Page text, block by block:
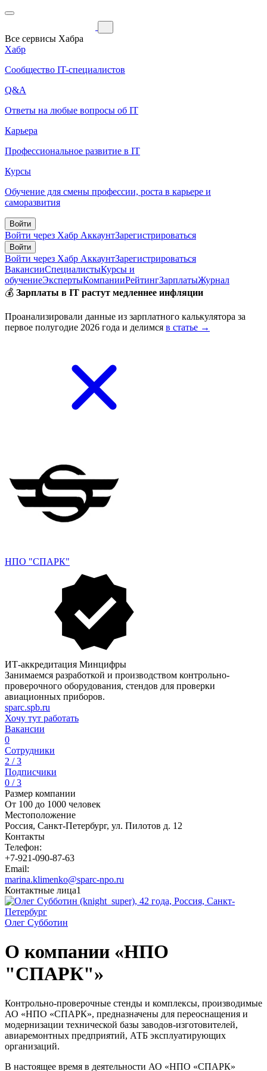
Все сервисы Хабра
Хабр
Сообщество IT-специалистов
Q&A
Ответы на любые вопросы об IT
Карьера
Профессиональное развитие в IT
Курсы
Обучение для смены профессии, роста в карьере и
саморазвития
Войти
Войти через Хабр АккаунтЗарегистрироваться
Войти
Войти через Хабр АккаунтЗарегистрироваться
ВакансииСпециалистыКурсы и
обучениеЭкспертыКомпанииРейтингЗарплатыЖурнал
💰 Зарплаты в IT растут медленнее инфляции
Проанализировали данные из зарплатного калькулятора за
первое полугодие 2026 года и делимся в статье →
НПО "СПАРК"
ИТ-аккредитация Минцифры
Занимаемся разработкой и производством контрольно-
проверочного оборудования, стендов для проверки
авиационных приборов.
sparc.spb.ru
Хочу тут работать
Вакансии
0
Сотрудники
2 / 3
Подписчики
0 / 3
Размер компании
От 100 до 1000 человек
Местоположение
Россия, Санкт-Петербург, ул. Пилотов д. 12
Контакты
Телефон:
+7-921-090-87-63
Email:
marina.klimenko@sparc-npo.ru
Контактные лица1
Олег Субботин
О компании «НПО
"СПАРК"»
Контрольно-проверочные стенды и комплексы, производимые
АО «НПО «СПАРК», предназначены для переоснащения и
модернизации технической базы заводов-изготовителей,
авиаремонтных предприятий, АТБ эксплуатирующих
организаций.
В настоящее время в деятельности АО «НПО «СПАРК»